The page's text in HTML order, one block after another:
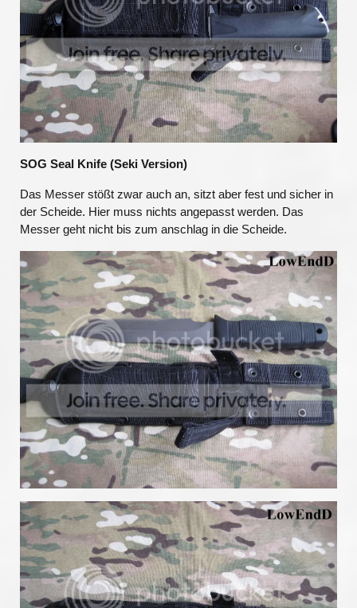
SOG Seal Knife (Seki Version)
Das Messer stößt zwar auch an, sitzt aber fest und sicher in
der Scheide. Hier muss nichts angepasst werden. Das
Messer geht nicht bis zum anschlag in die Scheide.